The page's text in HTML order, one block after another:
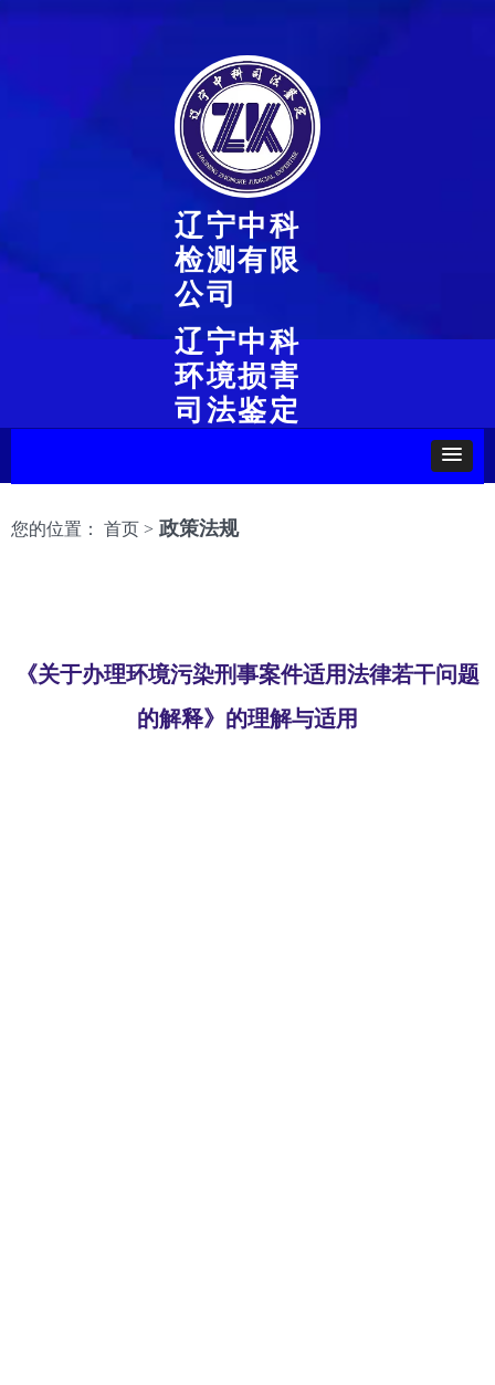
辽宁中科
检测有限
公司
辽宁中科
环境损害
司法鉴定
《关于办理环境污染刑事案件适用法律若干问题
的解释》的理解与适用
您的位置： 首页 > 政策法规